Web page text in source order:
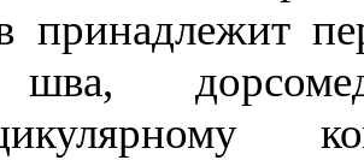
принадлежит